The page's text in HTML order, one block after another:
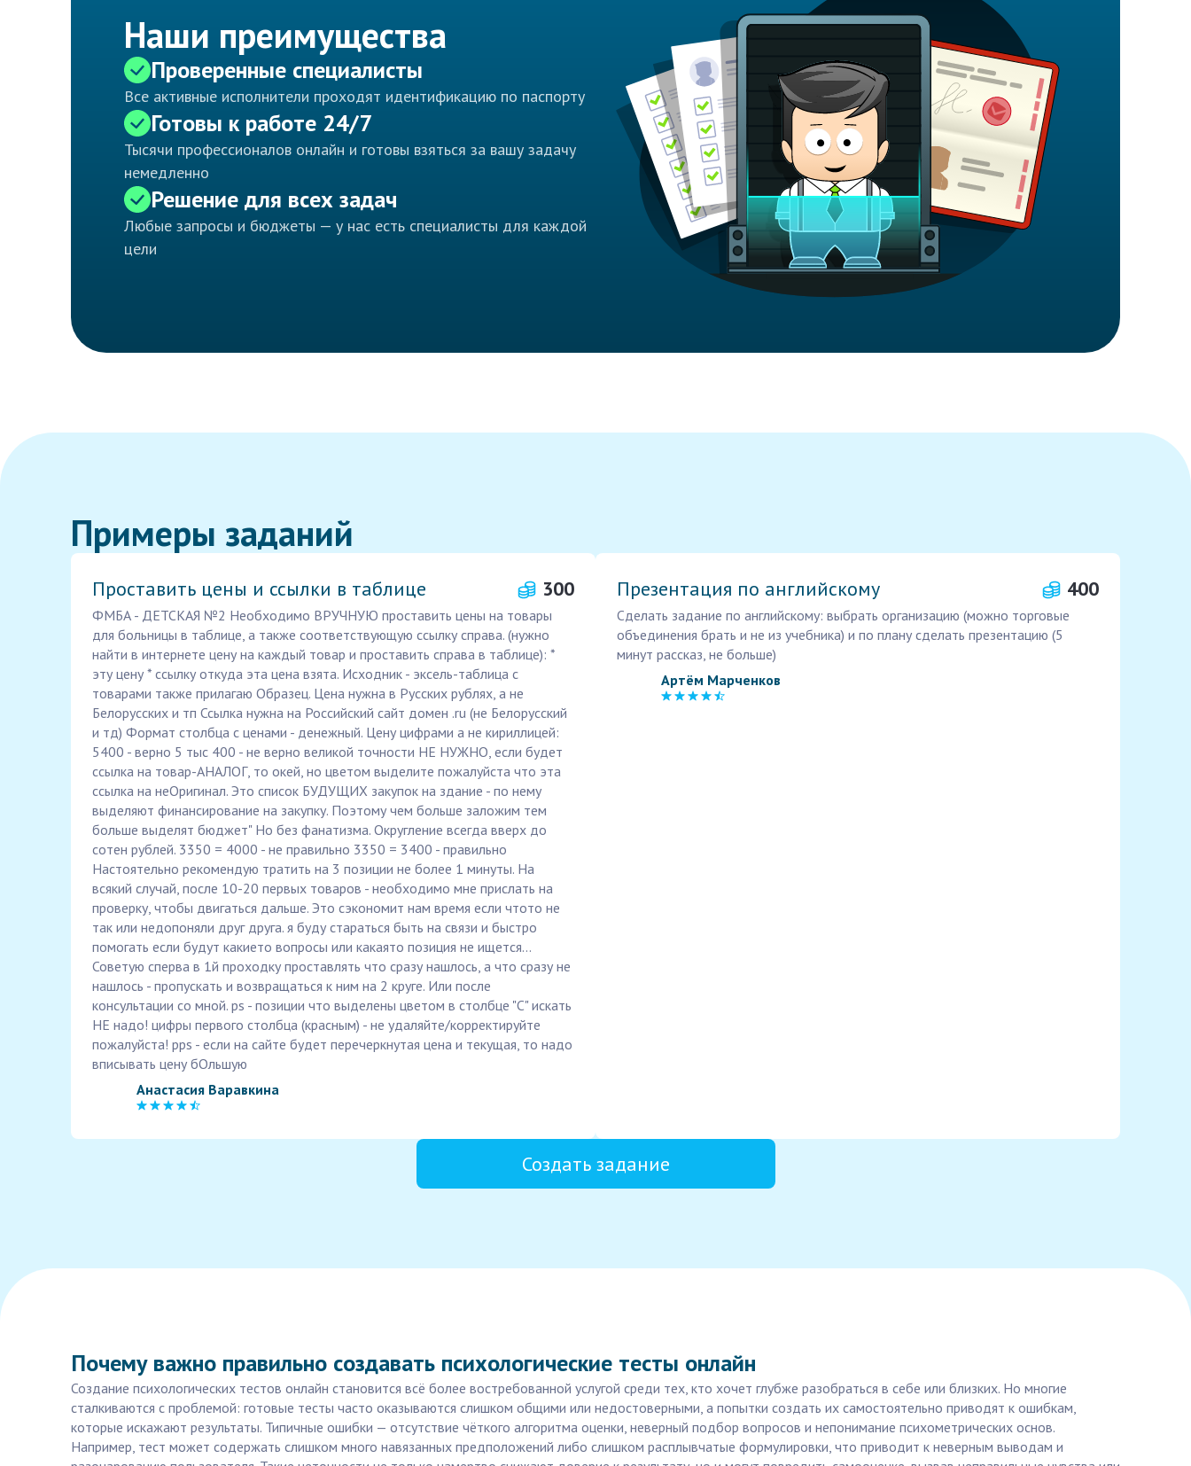
Наши преимущества
Проверенные специалисты
Все активные исполнители проходят идентификацию по паспорту
Готовы к работе 24/7
Тысячи профессионалов онлайн и готовы взяться за вашу задачу
немедленно
Решение для всех задач
Любые запросы и бюджеты — у нас есть специалисты для каждой
цели
Примеры заданий
Проставить цены и ссылки в таблице 300
ФМБА - ДЕТСКАЯ №2 Необходимо ВРУЧНУЮ проставить цены на товары
для больницы в таблице, а также соответствующую ссылку справа. (нужно
найти в интернете цену на каждый товар и проставить справа в таблице): *
эту цену * ссылку откуда эта цена взята. Исходник - эксель-таблица с
товарами также прилагаю Образец. Цена нужна в Русских рублях, а не
Белорусских и тп Ссылка нужна на Российский сайт домен .ru (не Белорусский
и тд) Формат столбца с ценами - денежный. Цену цифрами а не кириллицей:
5400 - верно 5 тыс 400 - не верно великой точности НЕ НУЖНО, если будет
ссылка на товар-АНАЛОГ, то окей, но цветом выделите пожалуйста что эта
ссылка на неОригинал. Это список БУДУЩИХ закупок на здание - по нему
выделяют финансирование на закупку. Поэтому чем больше заложим тем
больше выделят бюджет" Но без фанатизма. Округление всегда вверх до
сотен рублей. 3350 = 4000 - не правильно 3350 = 3400 - правильно
Настоятельно рекомендую тратить на 3 позиции не более 1 минуты. На
всякий случай, после 10-20 первых товаров - необходимо мне прислать на
проверку, чтобы двигаться дальше. Это сэкономит нам время если чтото не
так или недопоняли друг друга. я буду стараться быть на связи и быстро
помогать если будут какието вопросы или какаято позиция не ищется...
Советую сперва в 1й проходку проставлять что сразу нашлось, а что сразу не
нашлось - пропускать и возвращаться к ним на 2 круге. Или после
консультации со мной. ps - позиции что выделены цветом в столбце "C" искать
НЕ надо! цифры первого столбца (красным) - не удаляйте/корректируйте
пожалуйста! pps - если на сайте будет перечеркнутая цена и текущая, то надо
вписывать цену бОльшую
Анастасия Варавкина
Презентация по английскому 400
Сделать задание по английскому: выбрать организацию (можно торговые
объединения брать и не из учебника) и по плану сделать презентацию (5
минут рассказ, не больше)
Артём Марченков
Создать задание
Почему важно правильно создавать психологические тесты онлайн
Создание психологических тестов онлайн становится всё более востребованной услугой среди тех, кто хочет глубже разобраться в себе или близких. Но многие
сталкиваются с проблемой: готовые тесты часто оказываются слишком общими или недостоверными, а попытки создать их самостоятельно приводят к ошибкам,
которые искажают результаты. Типичные ошибки — отсутствие чёткого алгоритма оценки, неверный подбор вопросов и непонимание психометрических основ.
Например, тест может содержать слишком много навязанных предположений либо слишком расплывчатые формулировки, что приводит к неверным выводам и